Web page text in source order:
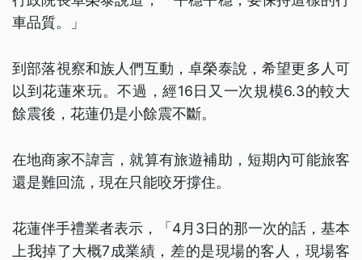
車品質。」
到部落視察和族人們互動，卓榮泰說，希望更多人可
以到花蓮來玩。不過，經16日又一次規模6.3的較大
餘震後，花蓮仍是小餘震不斷。
在地商家不諱言，就算有旅遊補助，短期內可能旅客
還是難回流，現在只能咬牙撐住。
花蓮伴手禮業者表示，「4月3日的那一次的話，基本
上我掉了大概7成業績，差的是現場的客人，現場客